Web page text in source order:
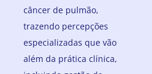
câncer de pulmão,
trazendo percepções
especializadas que vão
além da prática clínica,